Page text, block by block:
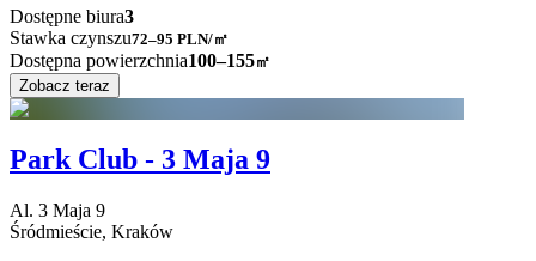
Dostępne biura3
Stawka czynszu72–95 PLN/㎡
Dostępna powierzchnia100–155㎡
Zobacz teraz
Park Club - 3 Maja 9
Al. 3 Maja 9
Śródmieście, Kraków